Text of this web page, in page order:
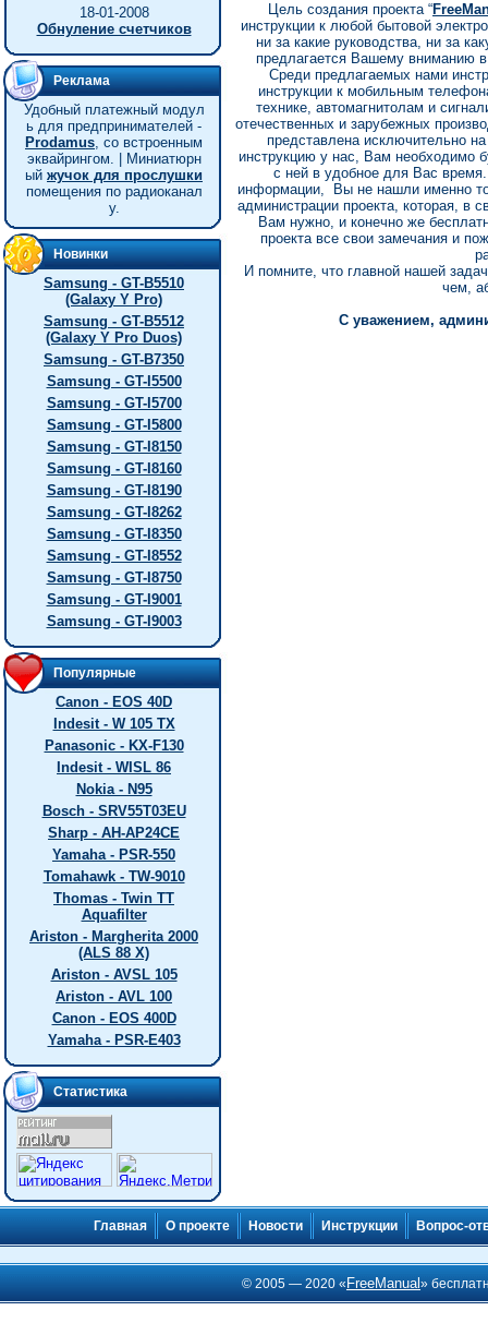
18-01-2008
Обнуление счетчиков
Реклама
Удобный платежный модул
ь для предпринимателей -
Prodamus, со встроенным
эквайрингом. | Миниатюрн
ый жучок для прослушки
помещения по радиоканал
у.
Новинки
Samsung - GT-B5510
(Galaxy Y Pro)
Samsung - GT-B5512
(Galaxy Y Pro Duos)
Samsung - GT-B7350
Samsung - GT-I5500
Samsung - GT-I5700
Samsung - GT-I5800
Samsung - GT-I8150
Samsung - GT-I8160
Samsung - GT-I8190
Samsung - GT-I8262
Samsung - GT-I8350
Samsung - GT-I8552
Samsung - GT-I8750
Samsung - GT-I9001
Samsung - GT-I9003
Популярные
Canon - EOS 40D
Indesit - W 105 TX
Panasonic - KX-F130
Indesit - WISL 86
Nokia - N95
Bosch - SRV55T03EU
Sharp - AH-AP24CE
Yamaha - PSR-550
Tomahawk - TW-9010
Thomas - Twin TT
Aquafilter
Ariston - Margherita 2000
(ALS 88 X)
Ariston - AVSL 105
Ariston - AVL 100
Canon - EOS 400D
Yamaha - PSR-E403
Статистика
Цель создания проекта “
инструкции к любой бытовой
ни за какие руководства, ни за
предлагается Вашему вниманию
Среди предлагаемых нами
инструкции к мобильным
технике, автомагнитолам и
отечественных и зарубежных
представлена исключительно
инструкцию у нас, Вам необходимо
с ней в удобное для Вас
информации, Вы не нашли именно
администрации проекта, которая, в
Вам нужно, и конечно же
проекта все свои замечания и
И помните, что главной нашей
чем,
С уважением,
Главная О проекте Новости Инструкции Вопрос-
© 2005 — 2020 « FreeManual»